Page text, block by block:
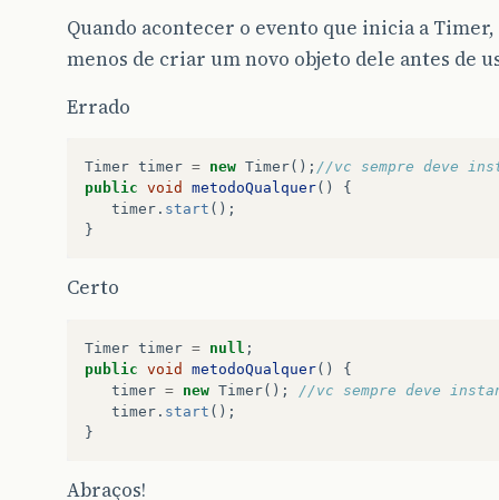
Quando acontecer o evento que inicia a
menos de criar um novo objeto dele antes de
Errado
Timer timer = new Timer(); //vc sempre deve
public void metodoQualquer()
{
timer . start ();
}
Certo
Timer timer = null ;
public void metodoQualquer()
{
timer = new Timer();
//vc sempre deve
timer . start ();
}
Abraços!